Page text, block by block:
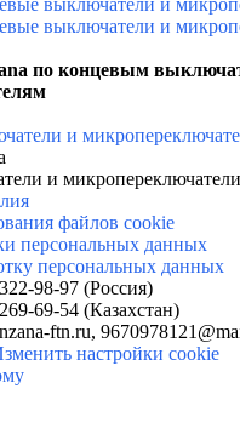
по концевым
и микропереключатели
файлов cookie
персональных данных
персональных данных
98-97 (Россия)
69-54 (Казахстан)
ftn.ru,
настройки cookie